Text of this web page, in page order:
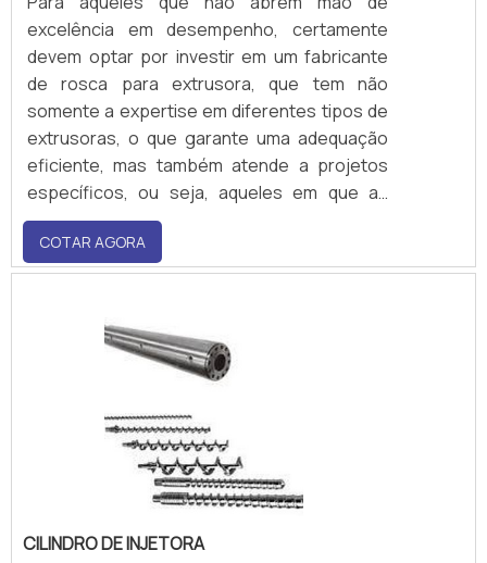
excelência em desempenho, certamente
devem optar por investir em um fabricante
de rosca para extrusora, que tem não
somente a expertise em diferentes tipos de
extrusoras, o que garante uma adequação
eficiente, mas também atende a projetos
específicos, ou seja, aqueles em que as
roscas são produzidas com geometrias
determinadas.Além disso, as fabricantes de
rosca suprem as mais diversas
pequeno porte, como de indústrias que
COTAR AGORA
CILINDRO DE INJETORA